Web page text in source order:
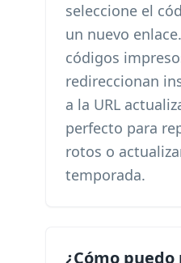
seleccione el
un nuevo
códigos
redireccionan
a la URL
perfecto para
rotos o
temporada.
¿Cómo